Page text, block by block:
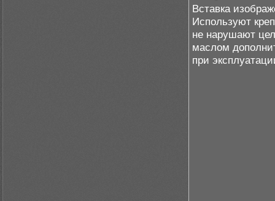
Вставка
Используют
не нарушают
маслом
при